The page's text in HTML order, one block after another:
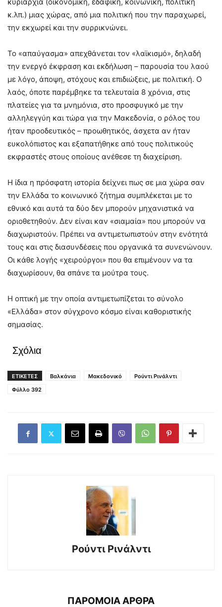
κ.λπ.) μιας χώρας, από μια πολιτική που την παραχωρεί,
την εκχωρεί και την συρρικνώνει.
Το «απαύγασμα» απεχθάνεται τον «λαϊκισμό», δηλαδή
την ενεργό έκφραση και εκδήλωση – παρουσία του λαού
με λόγο, άποψη, στόχους και επιδιώξεις, με πολιτική. Ο
λαός, όποτε παρέμβηκε τα τελευταία 8 χρόνια, στις
πλατείες για τα μνημόνια, στο προσφυγικό με την
αλληλεγγύη και τώρα για την Μακεδονία, ο ρόλος του
ήταν προοδευτικός – προωθητικός, άσχετα αν ήταν
ευκολόπιστος και εξαπατήθηκε από τους πολιτικούς
εκφραστές στους οποίους ανέθεσε τη διαχείριση.
Η ίδια η πρόσφατη ιστορία δείχνει πως σε μια χώρα σαν
την Ελλάδα το κοινωνικό ζήτημα συμπλέκεται με το
εθνικό και αυτά τα δύο δεν μπορούν μηχανιστικά να
οριοθετηθούν. Δεν είναι καν «σιαμαία» που μπορούν να
διαχωριστούν. Πρέπει να αντιμετωπιστούν στην ενότητά
τους και στις διασυνδέσεις που οργανικά τα συνενώνουν.
Οι κάθε λογής «χειρούργοι» που θα επιμένουν να τα
διαχωρίσουν, θα σπάνε τα μούτρα τους.
Η οπτική με την οποία αντιμετωπίζεται το σύνολο
«Ελλάδα» στον σύγχρονο κόσμο είναι καθοριστικής
σημασίας.
Σχόλια
ΕΤΙΚΕΤΕΣ Βαλκάνια Μακεδονικό
Ρούντι Ρινάλντι
Φύλλο 392
Ρούντι Ρινάλντι
ΠΑΡΟΜΟΙΑ ΑΡΘΡΑ